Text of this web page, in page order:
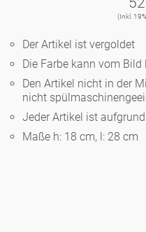
Runde
Ovale
Runde
Ovale
Alices
(Inkl.
Der Artikel ist vergoldet
Die Farbe kann vom
Den Artikel nicht in der
nicht
Jeder Artikel ist
Maße h: 18 cm, l: 28 cm